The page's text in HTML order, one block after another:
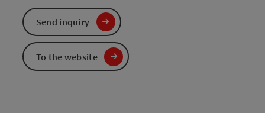
Send inquiry
To the website